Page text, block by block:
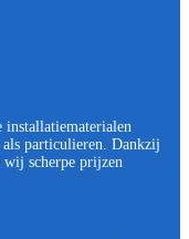
particulieren. Dankzij
wij scherpe prijzen